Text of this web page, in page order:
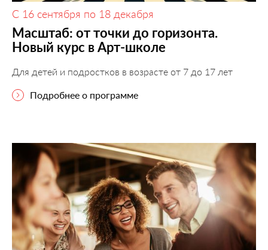
С 16 сентября по 18 декабря
Масштаб: от точки до горизонта.
Новый курс в Арт-школе
Для детей и подростков в возрасте от 7 до 17 лет
Подробнее о программе